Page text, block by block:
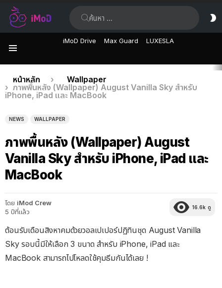
iMoD Drive Max Guard LUXESLA
เรื่อง
ล่าสุด
คุณอยู่ที่นี่:
หน้าหลัก
Wallpaper
ภาพพื้นหลัง (Wallpaper) August Vanilla Sky สำหรับ
iPhone, iPad และ MacBook
NEWS WALLPAPER
ภาพพื้นหลัง (Wallpaper) August
Vanilla Sky สำหรับ iPhone, iPad และ
MacBook
โดย iMod Crew
5 ปีที่แล้ว
16.6k ดู
ต้อนรับเดือนสิงหาคมด้วยวอลเปเปอร์ปฏิทินชุด August Vanilla
Sky รอบนี้มีให้เลือก 3 ขนาด สำหรับ iPhone, iPad และ
MacBook สามารถไปโหลดใช้คุมธีมกันได้เลย !